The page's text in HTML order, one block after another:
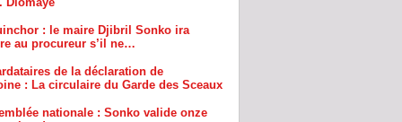
: La circulaire du Garde des Sceaux
chauds